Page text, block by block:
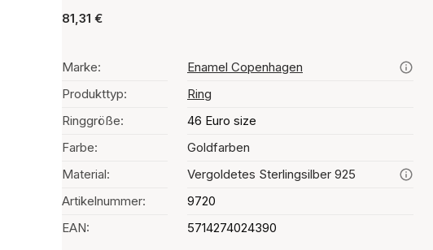
81,31 €
Marke:
Enamel Copenhagen
Produkttyp:
Ring
Ringgröße:
46 Euro size
Farbe:
Goldfarben
Material:
Vergoldetes Sterlingsilber 925
Artikelnummer:
9720
EAN:
5714274024390